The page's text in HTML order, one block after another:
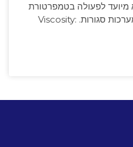
מיועד לפעולה בטמפרטורת
נפח שבין ‎-6°C ל-300°C במערכות סגורות. Viscosity: